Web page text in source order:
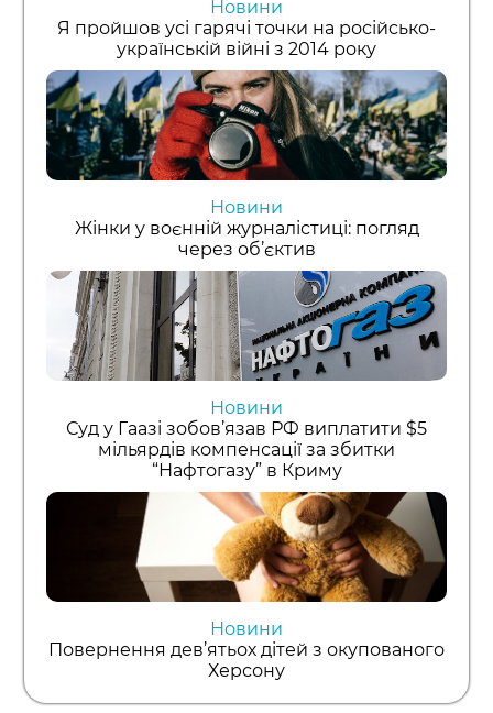
Новини
Я пройшов усі гарячі точки на російсько-
українській війні з 2014 року
Новини
Жінки у воєнній журналістиці: погляд
через об’єктив
Новини
Суд у Гаазі зобов’язав РФ виплатити $5
мільярдів компенсації за збитки
“Нафтогазу” в Криму
Новини
Повернення дев’ятьох дітей з окупованого
Херсону